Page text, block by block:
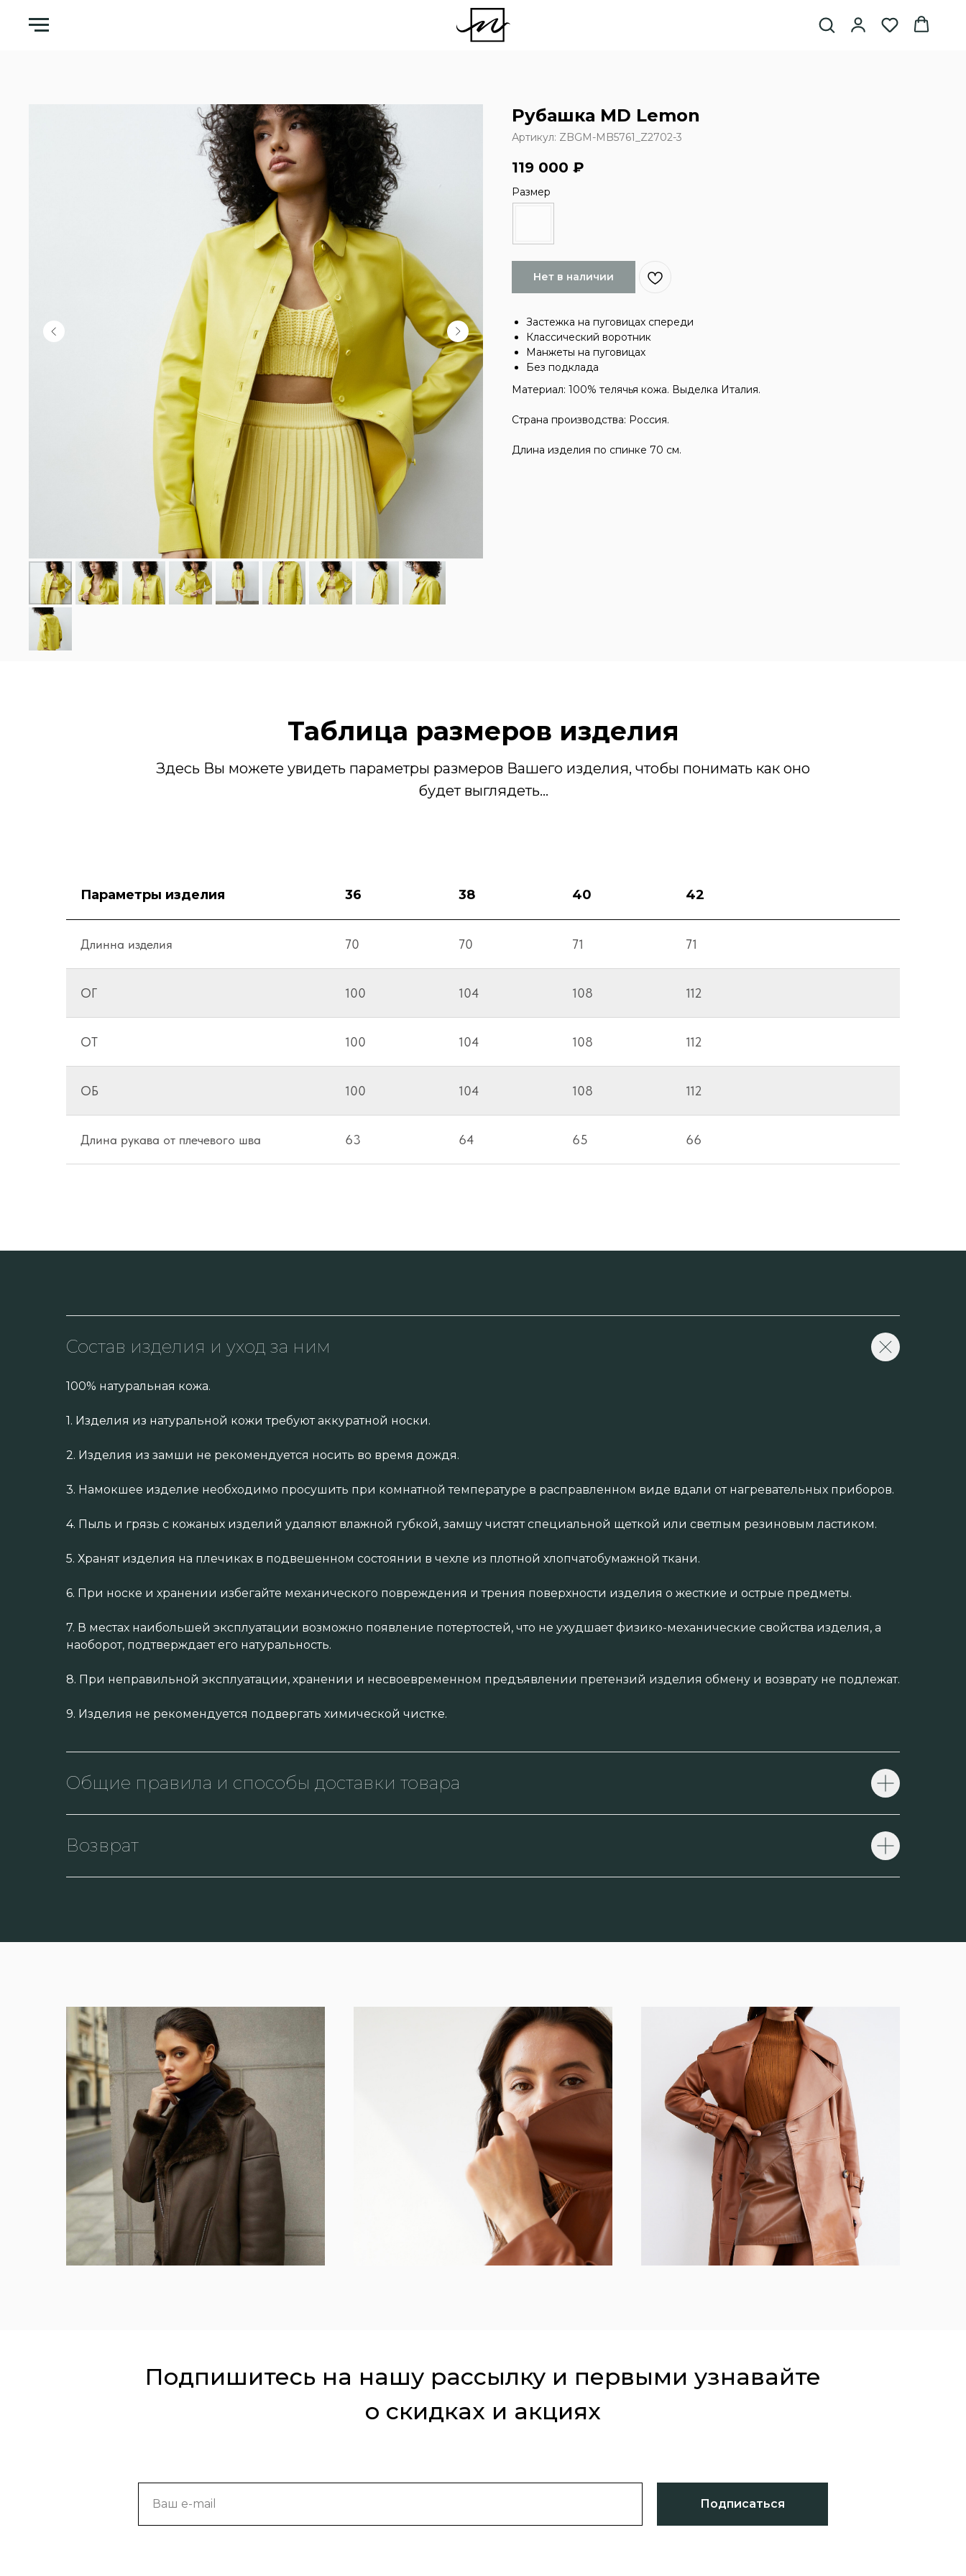
Рубашка MD Lemon
Артикул: ZBGM-MB5761_Z2702-3
119 000 ₽
Размер
Нет в наличии
Застежка на пуговицах спереди
Классический воротник
Манжеты на пуговицах
Без подклада
Материал: 100% телячья кожа. Выделка Италия.
Страна производства: Россия.
Длина изделия по спинке 70 см.
Таблица размеров изделия
Здесь Вы можете увидеть параметры размеров Вашего изделия, чтобы понимать как оно
будет выглядеть...
Параметры изделия 36 38 40 42
Длинна изделия 70 70 71 71
ОГ 100 104 108 112
ОТ 100 104 108 112
ОБ 100 104 108 112
Длина рукава от плечевого шва 63 64 65 66
Состав изделия и уход за ним
100% натуральная кожа.
1. Изделия из натуральной кожи требуют аккуратной носки.
2. Изделия из замши не рекомендуется носить во время дождя.
3. Намокшее изделие необходимо просушить при комнатной температуре в расправленном виде вдали от нагревательных приборов.
4. Пыль и грязь с кожаных изделий удаляют влажной губкой, замшу чистят специальной щеткой или светлым резиновым ластиком.
5. Хранят изделия на плечиках в подвешенном состоянии в чехле из плотной хлопчатобумажной ткани.
6. При носке и хранении избегайте механического повреждения и трения поверхности изделия о жесткие и острые предметы.
7. В местах наибольшей эксплуатации возможно появление потертостей, что не ухудшает физико-механические свойства изделия, а
наоборот, подтверждает его натуральность.
8. При неправильной эксплуатации, хранении и несвоевременном предъявлении претензий изделия обмену и возврату не подлежат.
9. Изделия не рекомендуется подвергать химической чистке.
Общие правила и способы доставки товара
Возврат
Подпишитесь на нашу рассылку и первыми узнавайте
о скидках и акциях
Ваш e-mail Подписаться